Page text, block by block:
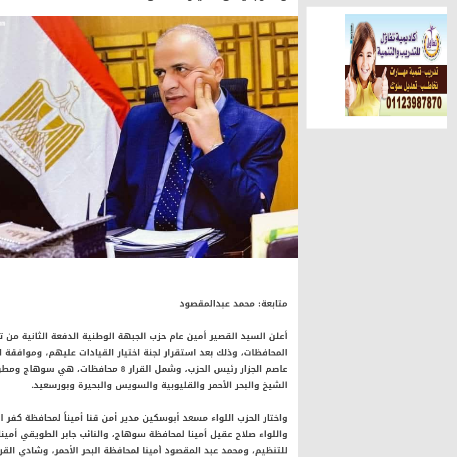
تهنئة الجريدة للاستاذ عبد السلام بلتاجي بمناسبة زفاف كريمته سلمي
أهم الأخبار
الوحدة المحلية بالحامول تستعين بسيارات طوارئ المياه لتلبية احتياجات مواطني المجاز
حوادث وقضايا
ضبط عاطل وسيدة أثناء تعاطيهما المخدرات بالإسكندرية
مقالات وكتّاب
عطوة الزقم يكتب.. عبدالهادى حجازى الرجل الذى آمن بإن النجاح الحقيقى هو الذى
عالم المرأة
دعاء سكين ... تنضم لشركة صن رايز للسياحة والحج والعمرة
متابعة: محمد عبدالمقصود
أعلن السيد القصير أمين عام حزب الجبهة الوطنية الدفعة الثانية من
المحافظات، وذلك بعد استقرار لجنة اختيار القيادات عليهم، وموافقة
عاصم الجزار رئيس الحزب، وشمل القرار 8 محافظات،
الشيخ والبحر الأحمر والقليوبية والسويس والبحيرة وبورسعيد.
واختار الحزب اللواء مسعد أبوسكين مدير أمن قنا أميناً لمحافظة كفر
واللواء صلاح عقيل أمينا لمحافظة سوهاج، والنائب جابر الطويقي
للتنظيم، ومحمد عبد المقصود أمينا لمحافظة البحر الأحمر، وشادي